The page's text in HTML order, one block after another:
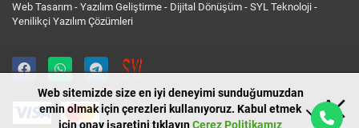
Web Tasarım - Yazılım Geliştirme - Dijital Dönüşüm - SYL Teknoloji -
Yenilikçi Yazılım Çözümleri
Web sitemizde size en iyi deneyimi sunduğumuzdan
emin olmak için çerezleri kullanıyoruz. Kabul etmek
için onay işaretini tıklayınÇerez Politikamız